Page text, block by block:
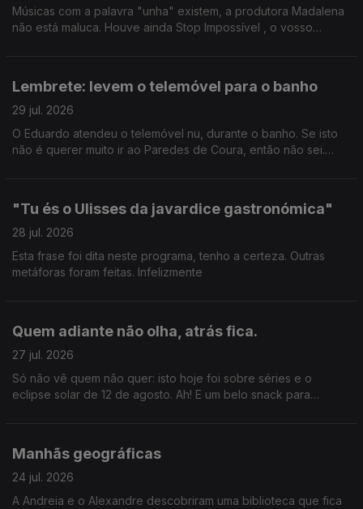
Músicas com a palavra "unha" existem, a produtora Madalena
não está maluca. Houve ainda Stop Impossível , o vosso
Lembrete: levem o telemóvel para o banho
29 jul. 2026
O Eduardo atendeu o telemóvel nu, durante o banho. Se isto
não é querer muito ir ao Paredes de Coura, então não sei.
"Tu és o Ulisses da javardice gastronómica"
28 jul. 2026
Esta frase foi dita neste programa, tenho a certeza. Outras
metáforas foram feitas. Infelizmente
Quem adiante não olha, atrás fica.
27 jul. 2026
Só não vê quem não quer: isto hoje foi sobre séries e o
eclipse solar de 12 de agosto. Ah! E um belo snack para
Manhãs geográficas
24 jul. 2026
A Andreia e o Alexandre descobriram uma biblioteca que fica